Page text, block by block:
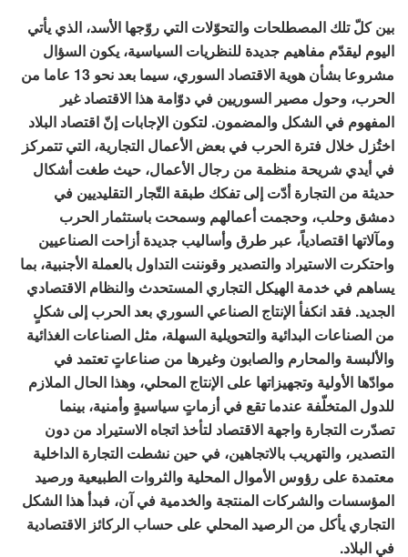
بين كلّ تلك المصطلحات والتحوّلات التي روّجها الأسد، الذي يأتي
اليوم ليقدّم مفاهيم جديدة للنظريات السياسية، يكون السؤال
مشروعا بشأن هوية الاقتصاد السوري، سيما بعد نحو 13 عاما من
الحرب، وحول مصير السوريين في دوّامة هذا الاقتصاد غير
المفهوم في الشكل والمضمون. لتكون الإجابات إنّ اقتصاد البلاد
اختُزل خلال فترة الحرب في بعض الأعمال التجارية، التي تتمركز
في أيدي شريحة منظمة من رجال الأعمال، حيث طغت أشكال
حديثة من التجارة أدّت إلى تفكك طبقة التّجار التقليديين في
دمشق وحلب، وحجمت أعمالهم وسمحت باستثمار الحرب
ومآلاتها اقتصادياً، عبر طرق وأساليب جديدة أزاحت الصناعيين
واحتكرت الاستيراد والتصدير وقوننت التداول بالعملة الأجنبية، بما
يساهم في خدمة الهيكل التجاري المستحدث والنظام الاقتصادي
الجديد. فقد انكفأ الإنتاج الصناعي السوري بعد الحرب إلى شكلٍ
من الصناعات البدائية والتحويلية السهلة، مثل الصناعات الغذائية
والألبسة والمحارم والصابون وغيرها من صناعاتٍ تعتمد في
موادّها الأولية وتجهيزاتها على الإنتاج المحلي، وهذا الحال الملازم
للدول المتخلّفة عندما تقع في أزماتٍ سياسيةٍ وأمنية، بينما
تصدّرت التجارة واجهة الاقتصاد لتأخذ اتجاه الاستيراد من دون
التصدير، والتهريب بالاتجاهين، في حين نشطت التجارة الداخلية
معتمدة على رؤوس الأموال المحلية والثروات الطبيعية ورصيد
المؤسسات والشركات المنتجة والخدمية في آن، فبدأ هذا الشكل
التجاري يأكل من الرصيد المحلي على حساب الركائز الاقتصادية
في البلاد.